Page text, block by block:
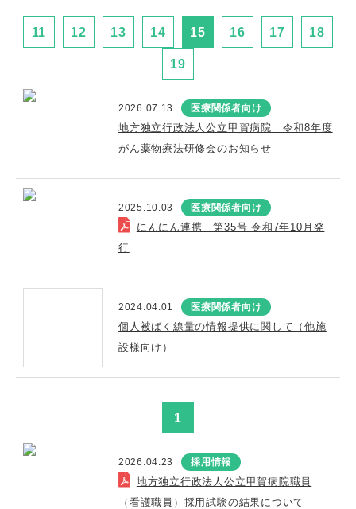
11 12 13 14 15 16 17 18
19
2026.07.13 医療関係者向け
地方独立行政法人公立甲賀病院 令和8年度
がん薬物療法研修会のお知らせ
2025.10.03 医療関係者向け
にんにん連携 第35号 令和7年10月発
行
2024.04.01 医療関係者向け
個人被ばく線量の情報提供に関して（他施
設様向け）
1
2026.04.23 採用情報
地方独立行政法人公立甲賀病院職員
（看護職員）採用試験の結果について